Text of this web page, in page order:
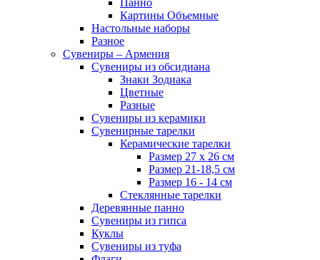
Панно
Картины Объемные
Настольные наборы
Разное
Сувениры – Армения
Сувениры из обсидиана
Знаки Зодиака
Цветные
Разные
Сувениры из керамики
Сувенирные тарелки
Керамические тарелки
Размер 27 х 26 см
Размер 21-18,5 см
Размер 16 - 14 см
Стеклянные тарелки
Деревянные панно
Сувениры из гипса
Куклы
Сувениры из туфа